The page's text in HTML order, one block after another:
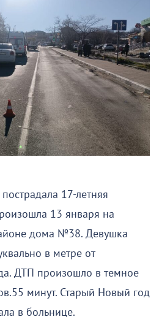
17-летняя
13 января на
дома №38. Девушка
в метре от
ДТП произошло в темное
минут. Старый Новый год
в больнице.